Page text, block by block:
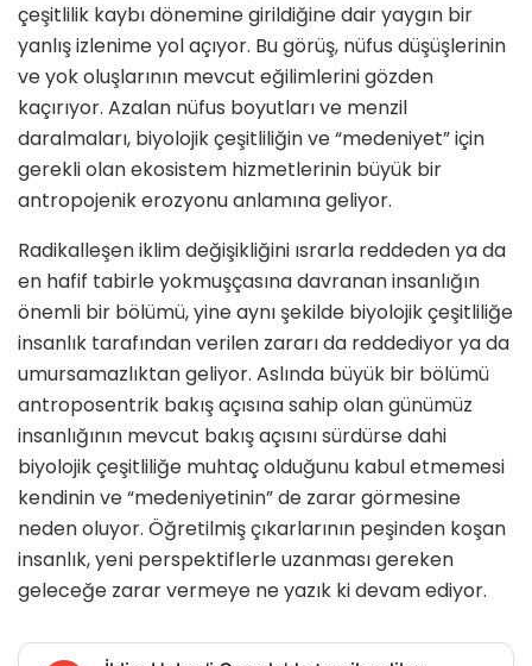
çeşitlilik kaybı dönemine girildiğine dair yaygın bir
yanlış izlenime yol açıyor. Bu görüş, nüfus düşüşlerinin
ve yok oluşlarının mevcut eğilimlerini gözden
kaçırıyor. Azalan nüfus boyutları ve menzil
daralmaları, biyolojik çeşitliliğin ve “medeniyet” için
gerekli olan ekosistem hizmetlerinin büyük bir
antropojenik erozyonu anlamına geliyor.
Radikalleşen iklim değişikliğini ısrarla reddeden ya da
en hafif tabirle yokmuşçasına davranan insanlığın
önemli bir bölümü, yine aynı şekilde biyolojik çeşitliliğe
insanlık tarafından verilen zararı da reddediyor ya da
umursamazlıktan geliyor. Aslında büyük bir bölümü
antroposentrik bakış açısına sahip olan günümüz
insanlığının mevcut bakış açısını sürdürse dahi
biyolojik çeşitliliğe muhtaç olduğunu kabul etmemesi
kendinin ve “medeniyetinin” de zarar görmesine
neden oluyor. Öğretilmiş çıkarlarının peşinden koşan
insanlık, yeni perspektiflerle uzanması gereken
geleceğe zarar vermeye ne yazık ki devam ediyor.